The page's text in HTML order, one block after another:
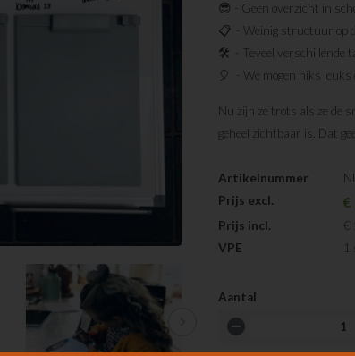
😎 - Geen overzicht in
📋 - Weinig structuur op
🛠 - Teveel verschillende
🎈 - We mogen niks leuks
Nu zijn ze trots als ze de
geheel zichtbaar is. Dat
Artikelnummer
Prijs excl.
€
Prijs incl.
€
VPE
1
Aantal
remove_circle 1